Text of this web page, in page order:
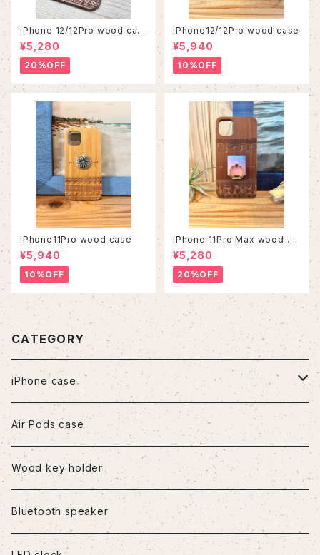
iPhone 12/12Pro wood cas
e
¥5,280
20%OFF
iPhone12/12Pro wood case
¥5,940
10%OFF
iPhone11Pro wood case
¥5,940
10%OFF
iPhone 11Pro Max wood ca
se
¥5,280
20%OFF
CATEGORY
iPhone case
iPhone7/8/SE2
iPhone8Plus
iPhoneX/XS
Air Pods case
Wood key holder
Bluetooth speaker